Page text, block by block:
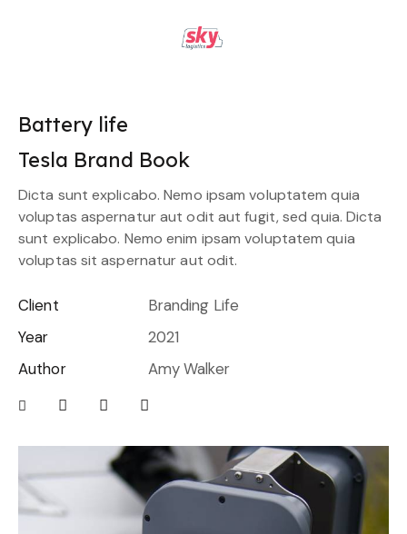
Battery life
Tesla Brand Book
Dicta sunt explicabo. Nemo ipsam voluptatem quia
voluptas aspernatur aut odit aut fugit, sed quia. Dicta
sunt explicabo. Nemo enim ipsam voluptatem quia
voluptas sit aspernatur aut odit.
Client
Branding Life
Year
2021
Author
Amy Walker